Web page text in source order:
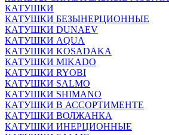
КАТУШКИ
КАТУШКИ БЕЗЫНЕРЦИОННЫЕ
КАТУШКИ DUNAEV
КАТУШКИ AQUA
КАТУШКИ KOSADAKA
КАТУШКИ MIKADO
КАТУШКИ RYOBI
КАТУШКИ SALMO
КАТУШКИ SHIMANO
КАТУШКИ В АССОРТИМЕНТЕ
КАТУШКИ ВОЛЖАНКА
КАТУШКИ ИНЕРЦИОННЫЕ